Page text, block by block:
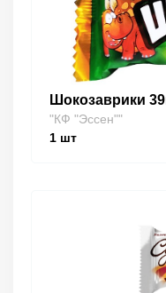
Шокозаврики
"КФ "Эссен""
1 шт